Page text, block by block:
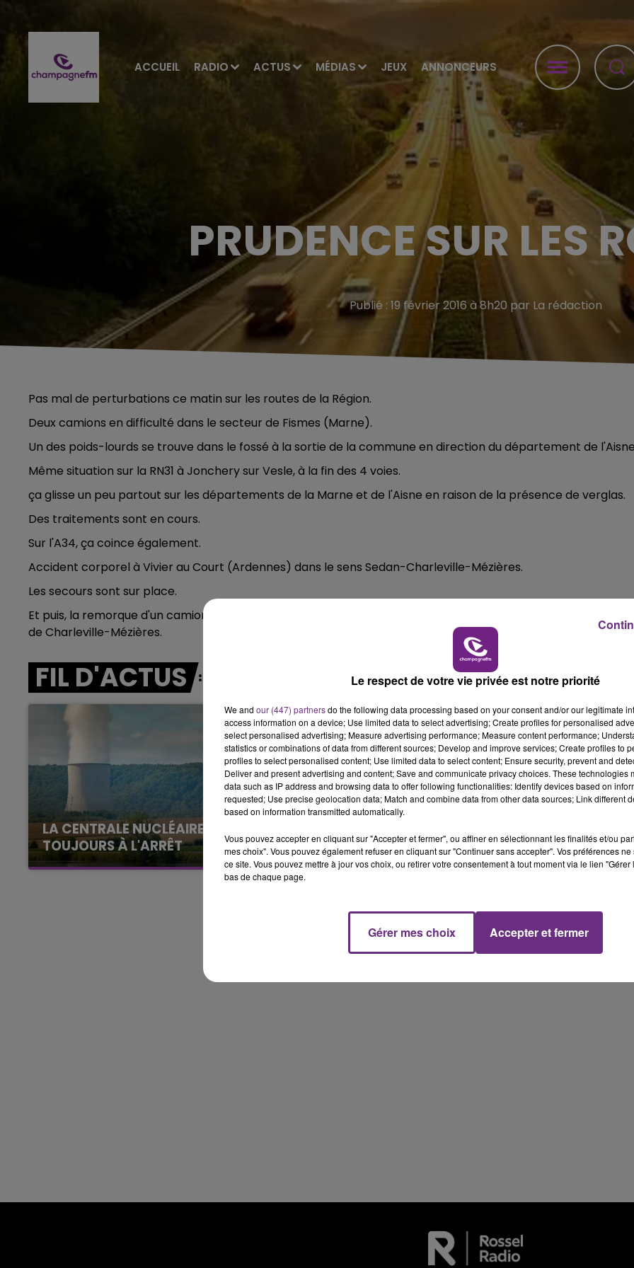
ACCUEIL RADIO ACTUS MÉDIAS JEUX ANNONCEURS
LE BEST OF DE LA FAMILLE
CHAMPAGNE FM
PRUDENCE SUR LES
Publié : 19 février 2016 à 8h20 par La rédaction
Pas mal de perturbations ce matin sur les routes de la Région.
Deux camions en difficulté dans le secteur de Fismes (Marne).
Un des poids-lourds se trouve dans le fossé à la sortie de la commune en direction du département de
Même situation sur la RN31 à Jonchery sur Vesle, à la fin des 4 voies.
ça glisse un peu partout sur les départements de la Marne et de l'Aisne en raison de la présence de verglas.
Des traitements sont en cours.
Sur l'A34, ça coince également.
Accident corporel à Vivier au Court (Ardennes) dans le sens Sedan-Charleville-Mézières.
Les secours sont sur place.
Et puis, la remorque d'un camion en feu, toujours sur l'A34, juste avant l'aire de Woinic en direction
de Charleville-Mézières.
FIL D'ACTUS
LA CENTRALE NUCLÉAIRE DE CHOOZ
TOUJOURS À L'ARRÊT
Cela fait déjà une semaine que la centrale
nucléaire ardennaise est à l'arrêt. Une situation
SES PORTES
C'était l'une des institutions du centre-ville
10h00 - 14h00
LE TICKET DE CAISSE
Le respect de votre vie privée est notre priorité
We and our (447) partnersdo the following data processing based on your consent and/or our legitimate
access information on a device; Use limited data to select advertising; Create profiles for personalised
select personalised advertising; Measure advertising performance; Measure content performance;
statistics or combinations of data from different sources; Develop and improve services; Create profiles to
profiles to select personalised content; Use limited data to select content; Ensure security, prevent and
Deliver and present advertising and content; Save and communicate privacy choices. These technologies
data such as IP address and browsing data to offer following functionalities: Identify devices based on
requested; Use precise geolocation data; Match and combine data from other data sources; Link different
based on information transmitted automatically.
Vous pouvez accepter en cliquant sur "Accepter et fermer", ou affiner en sélectionnant les finalités et/ou
mes choix". Vous pouvez également refuser en cliquant sur "Continuer sans accepter". Vos préférences
ce site. Vous pouvez mettre à jour vos choix, ou retirer votre consentement à tout moment via le lien
bas de chaque page.
Gérer mes choix Accepter et fermer